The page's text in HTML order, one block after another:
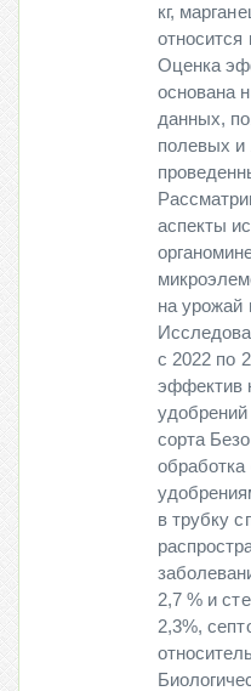
кг,
относится
Оценка
основана
данных,
полевых и
аспекты
на урожай
с 2022 по
эффектив
сорта
в трубку
2,7 % и
2,3%,